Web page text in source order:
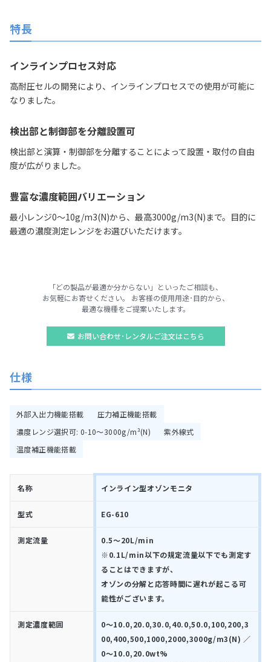
特長
インラインプロセス対応
高耐圧セルの開発により、インラインプロセスでの使用が可能に
なりました。
検出部と制御部を分離設置可
検出部と演算・制御部を分離することによって設置・取付の自由
度が広がりました。
豊富な濃度範囲バリエーション
最小レンジ0～10g/m3(N)から、最高3000g/m3(N)まで。目的に
最適の濃度測定レンジをお選びいただけます。
「どの製品が最適か分からない」といったご相談も、
お気軽にお寄せください。
お客様の使用用途･目的から、
最適な機種をご提案いたします。
お問い合わせ･ レンタルご注文はこちら
仕様
外部入出力機能搭載
圧力補正機能搭載
濃度レンジ選択可: 0‑10〜3000g/m³(N)
紫外線式
温度補正機能搭載
名称 インライン型オゾンモニタ
型式 EG-610
測定流量
0.5～20L/min
※0.1L/min以下の規定流量以下でも測定す
ることはできますが、
オゾンの分解と応答時間に遅れが起こる可
能性がございます。
測定濃度範囲
0～10.0,20.0,30.0,40.0,50.0,100,200,3
00,400,500,1000,2000,3000g/m3(N) ／
0～10.0,20.0wt%